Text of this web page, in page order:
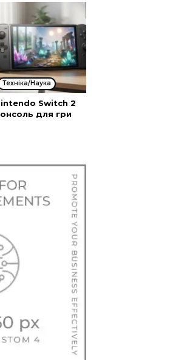
Техніка/Наука
Switch 2
для гри